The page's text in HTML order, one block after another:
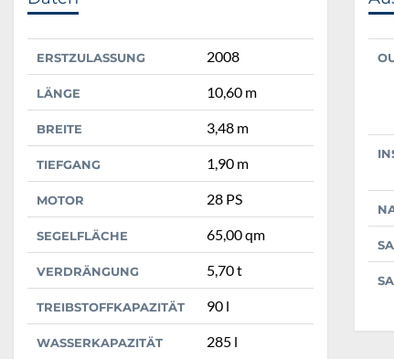
ERSTZULASSUNG 2008
LÄNGE 10,60 m
BREITE 3,48 m
TIEFGANG 1,90 m
MOTOR 28 PS
SEGELFLÄCHE 65,00 qm
VERDRÄNGUNG 5,70 t
TREIBSTOFFKAPAZITÄT 90 l
WASSERKAPAZITÄT 285 l